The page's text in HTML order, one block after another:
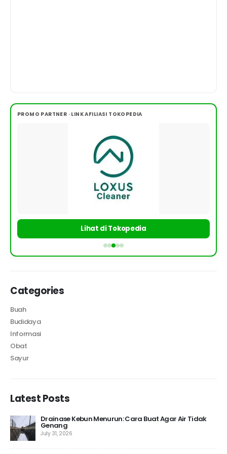
PROMO PARTNER · LINK AFILIASI TOKOPEDIA
Lihat di Tokopedia
Categories
Buah
Budidaya
Informasi
Obat
Sayur
Latest Posts
Drainase Kebun Menurun: Cara Buat Agar Air Tidak
Genang
July 31, 2026